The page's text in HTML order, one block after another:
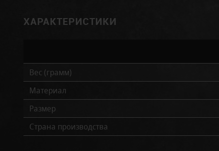
ХАРАКТЕРИСТИКИ
Вес (грамм)
Материал
Размер
Страна производства